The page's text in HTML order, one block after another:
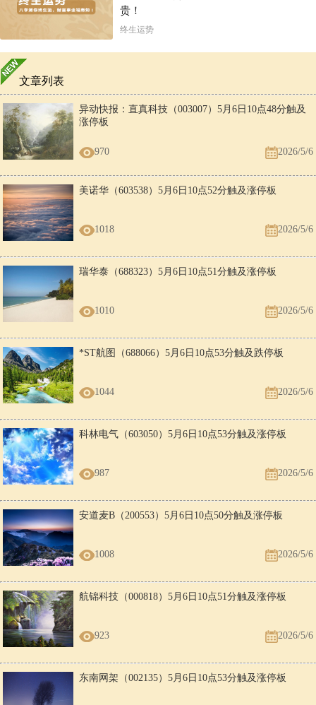
贵！
终生运势
文章列表
异动快报：直真科技（003007）5月6日10点48分触及
涨停板
970 2026/5/6
美诺华（603538）5月6日10点52分触及涨停板
1018 2026/5/6
瑞华泰（688323）5月6日10点51分触及涨停板
1010 2026/5/6
*ST航图（688066）5月6日10点53分触及跌停板
1044 2026/5/6
科林电气（603050）5月6日10点53分触及涨停板
987 2026/5/6
安道麦B（200553）5月6日10点50分触及涨停板
1008 2026/5/6
航锦科技（000818）5月6日10点51分触及涨停板
923 2026/5/6
东南网架（002135）5月6日10点53分触及涨停板